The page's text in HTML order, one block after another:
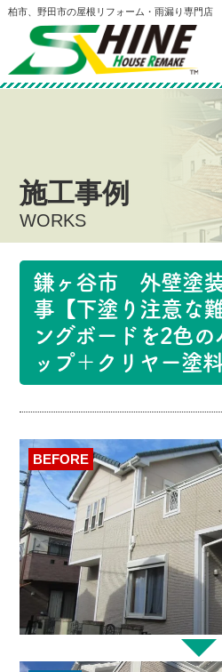
柏市、野田市の屋根リフォーム・雨漏り専門店
施工事例
WORKS
鎌ヶ谷市 外壁塗
事【下塗り注意な
ングボードを2色の
ップ＋クリヤー塗
BEFORE